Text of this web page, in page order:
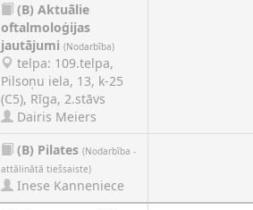
(B) Aktuālie
oftalmoloģijas
jautājumi (Nodarbība)
telpa: 109.telpa,
Pilsoņu iela, 13, k-25
(C5), Rīga, 2.stāvs
Dairis Meiers
(B) Pilates (Nodarbība -
attālinātā tiešsaiste)
Inese Kanneniece